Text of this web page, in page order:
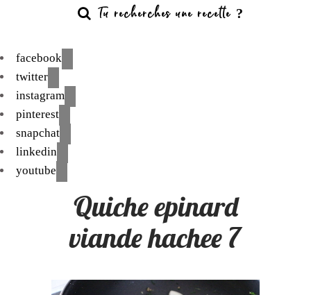
facebook
twitter
instagram
pinterest
snapchat
linkedin
youtube
Quiche epinard
viande hachee 7